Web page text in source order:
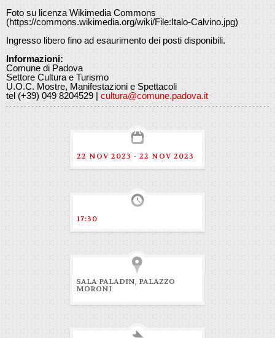
Foto su licenza Wikimedia Commons
(https://commons.wikimedia.org/wiki/File:Italo-Calvino.jpg)
Ingresso libero fino ad esaurimento dei posti disponibili.
Informazioni:
Comune di Padova
Settore Cultura e Turismo
U.O.C. Mostre, Manifestazioni e Spettacoli
tel (+39) 049 8204529 | cultura@comune.padova.it
22 NOV 2023 - 22 NOV 2023
17:30
SALA PALADIN, PALAZZO
MORONI